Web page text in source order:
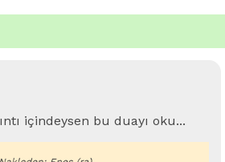
içindeysen bu duayı oku...